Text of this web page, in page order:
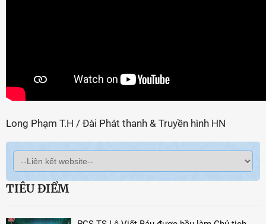
Long Phạm T.H / Đài Phát thanh & Truyền hình HN
TIÊU ĐIỂM